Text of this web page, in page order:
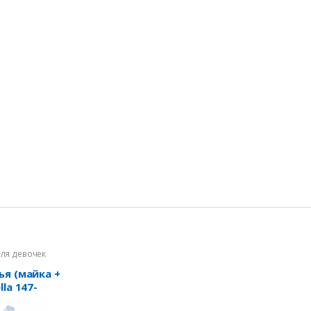
девочек
(майка +
147-